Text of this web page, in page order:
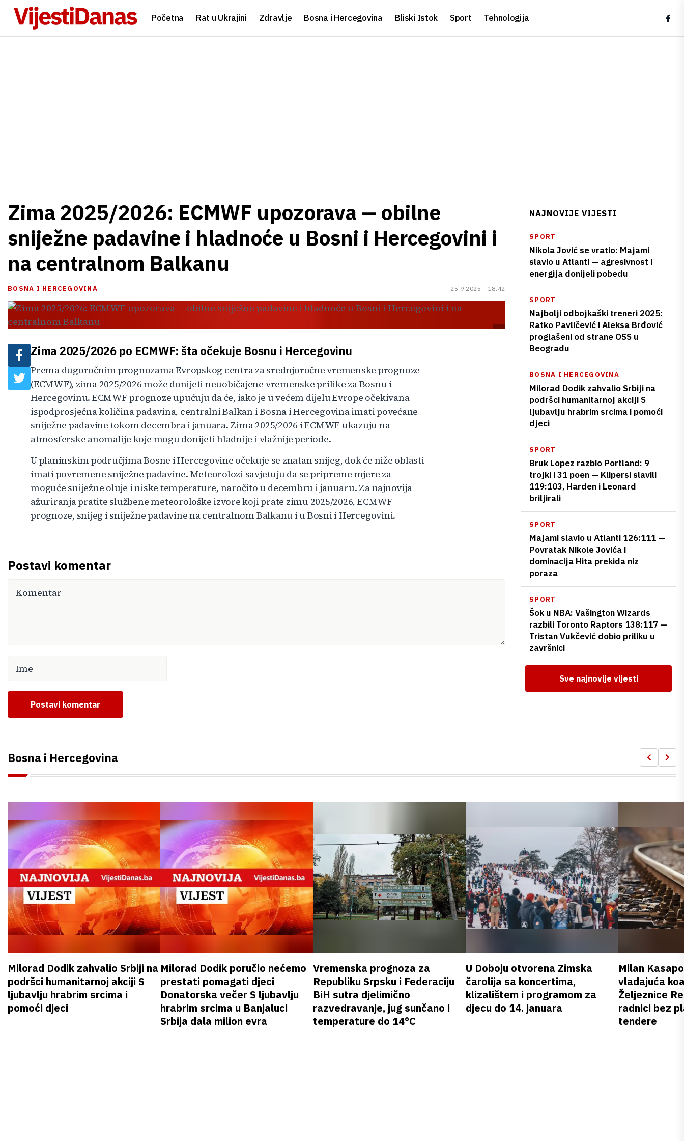
Početna Rat u Ukrajini Zdravlje Bosna i Hercegovina Bliski Istok Sport Tehnologija
Zima 2025/2026: ECMWF upozorava — obilne
sniježne padavine i hladnoće u Bosni i Hercegovini i
na centralnom Balkanu
BOSNA I HERCEGOVINA 25.9.2025 - 18:42
Zima 2025/2026 po ECMWF: šta očekuje Bosnu i Hercegovinu
Prema dugoročnim prognozama Evropskog centra za srednjoročne vremenske prognoze
(ECMWF), zima 2025/2026 može donijeti neuobičajene vremenske prilike za Bosnu i
Hercegovinu. ECMWF prognoze upućuju da će, iako je u većem dijelu Evrope očekivana
ispodprosječna količina padavina, centralni Balkan i Bosna i Hercegovina imati povećane
sniježne padavine tokom decembra i januara. Zima 2025/2026 i ECMWF ukazuju na
atmosferske anomalije koje mogu donijeti hladnije i vlažnije periode.
U planinskim područjima Bosne i Hercegovine očekuje se znatan snijeg, dok će niže oblasti
imati povremene sniježne padavine. Meteorolozi savjetuju da se pripreme mjere za
moguće sniježne oluje i niske temperature, naročito u decembru i januaru. Za najnovija
ažuriranja pratite službene meteorološke izvore koji prate zimu 2025/2026, ECMWF
prognoze, snijeg i sniježne padavine na centralnom Balkanu i u Bosni i Hercegovini.
Postavi komentar
Postavi komentar
NAJNOVIJE VIJESTI
SPORT
Nikola Jović se vratio: Majami
slavio u Atlanti — agresivnost i
energija donijeli pobedu
SPORT
Najbolji odbojkaški treneri 2025:
Ratko Pavličević i Aleksa Brđović
proglašeni od strane OSS u
Beogradu
BOSNA I HERCEGOVINA
Milorad Dodik zahvalio Srbiji na
podršci humanitarnoj akciji S
ljubavlju hrabrim srcima i pomoći
djeci
SPORT
Bruk Lopez razbio Portland: 9
trojki i 31 poen — Klipersi slavili
119:103, Harden i Leonard
briljirali
SPORT
Majami slavio u Atlanti 126:111 —
Povratak Nikole Jovića i
dominacija Hita prekida niz
poraza
SPORT
Šok u NBA: Vašington Wizards
razbili Toronto Raptors 138:117 —
Tristan Vukčević dobio priliku u
završnici
Sve najnovije vijesti
Bosna i Hercegovina
Milorad Dodik zahvalio Srbiji na
podršci humanitarnoj akciji S
ljubavlju hrabrim srcima i
pomoći djeci
Milorad Dodik poručio nećemo
prestati pomagati djeci
Donatorska večer S ljubavlju
hrabrim srcima u Banjaluci
Srbija dala milion evra
Vremenska prognoza za
Republiku Srpsku i Federaciju
BiH sutra djelimično
razvedravanje, jug sunčano i
temperature do 14°C
U Doboju otvorena Zimska
čarolija sa koncertima,
klizalištem i programom za
djecu do 14. januara
Milan
vladajuća
Željeznice
radnici bez
tendere